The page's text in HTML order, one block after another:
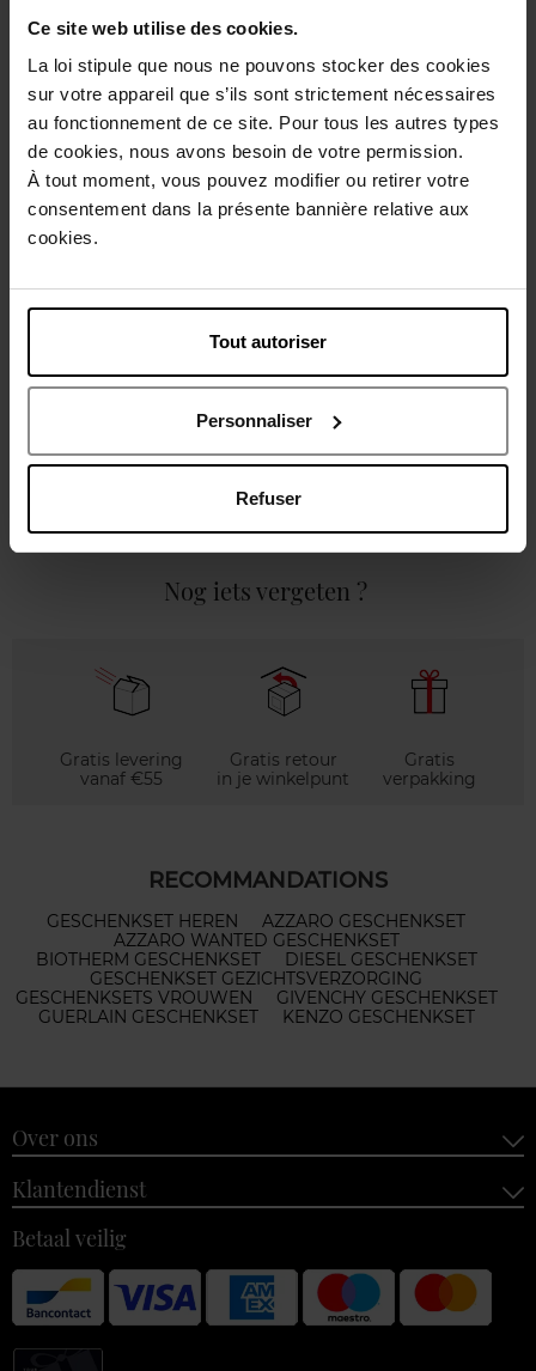
Ce site web utilise des cookies.
La loi stipule que nous ne pouvons stocker des cookies
sur votre appareil que s’ils sont strictement nécessaires
au fonctionnement de ce site. Pour tous les autres types
de cookies, nous avons besoin de votre permission.
À tout moment, vous pouvez modifier ou retirer votre
consentement dans la présente bannière relative aux
cookies.
Tout autoriser
Personnaliser
Refuser
Gratis retour in je winkelpunt
Gratis verpakking
Karakteristieken
Nog iets vergeten ?
Gratis levering
vanaf €55
Gratis retour
in je winkelpunt
Gratis
verpakking
RECOMMANDATIONS
GESCHENKSET HEREN
AZZARO GESCHENKSET
AZZARO WANTED GESCHENKSET
BIOTHERM GESCHENKSET
DIESEL GESCHENKSET
GESCHENKSET GEZICHTSVERZORGING
GESCHENKSETS VROUWEN
GIVENCHY GESCHENKSET
GUERLAIN GESCHENKSET
KENZO GESCHENKSET
Over ons
Klantendienst
Betaal veilig